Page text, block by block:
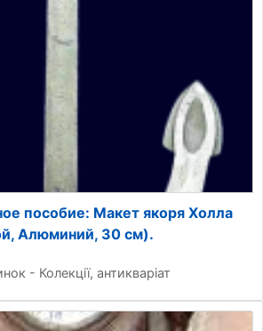
пособие: Макет якоря Холла
Алюминий, 30 см).
- Колекції, антикваріат